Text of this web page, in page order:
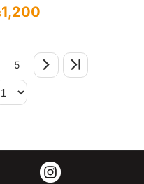
素D3 (出貨時去除QR碼)
1,200
5